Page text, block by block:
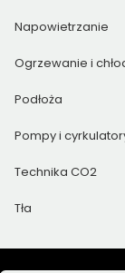
Napowietrzanie
Ogrzewanie i
Podłoża
Pompy i
Technika CO2
Tła